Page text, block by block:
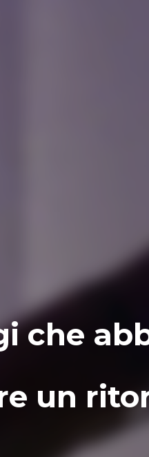
che
un